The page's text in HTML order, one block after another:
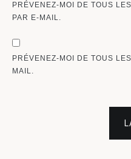
PRÉVENEZ-MOI DE TOUS
PAR E-MAIL.
PRÉVENEZ-MOI DE TOUS
MAIL.